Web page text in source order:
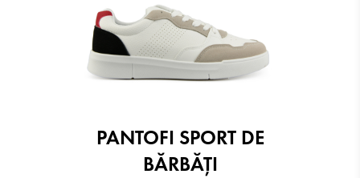
PANTOFI SPORT DE
BĂRBĂȚI